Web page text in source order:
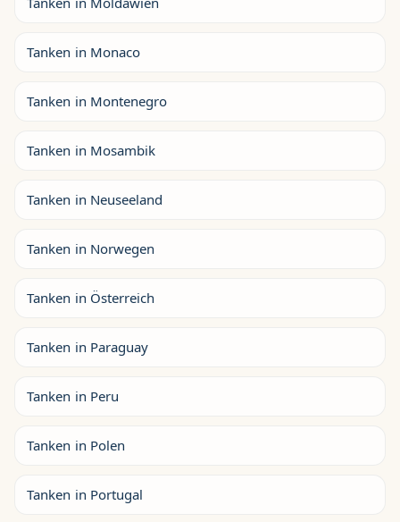
Tanken in Monaco
Tanken in Montenegro
Tanken in Mosambik
Tanken in Neuseeland
Tanken in Norwegen
Tanken in Österreich
Tanken in Paraguay
Tanken in Peru
Tanken in Polen
Tanken in Portugal